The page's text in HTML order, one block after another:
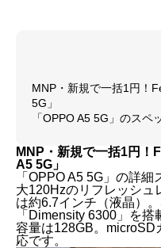
MNP・新規で一括1円！
5G」
「OPPO A5 5G」のスペ
MNP・新規で一括1円！
A5 5G」
「OPPO A5 5G」の詳
大120Hzのリフレッシュ
は約6.7インチ（液晶）
「Dimensity 6300」を
容量は128GB。microSD
応です。